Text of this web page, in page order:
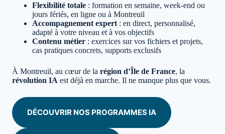
Flexibilité totale : formation en semaine, week-end ou
jours fériés, en ligne ou à Montreuil
Accompagnement expert : en direct, personnalisé,
adapté à votre niveau et à vos objectifs
Contenu métier : exercices sur vos fichiers et projets,
cas pratiques concrets, supports exclusifs
À Montreuil, au cœur de la région d’Île de France, la
révolution IA est déjà en marche. Il ne manque plus que vous.
DÉCOUVRIR NOS PROGRAMMES IA